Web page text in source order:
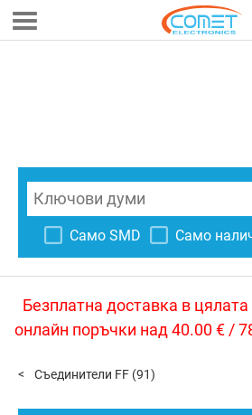
Само SMD Само
Безплатна доставка в
онлайн поръчки над 40.00 € /
Съединители FF (91)